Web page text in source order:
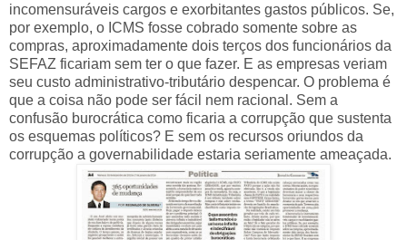
incomensuráveis cargos e exorbitantes gastos públicos. Se,
por exemplo, o ICMS fosse cobrado somente sobre as
compras, aproximadamente dois terços dos funcionários da
SEFAZ ficariam sem ter o que fazer. E as empresas veriam
seu custo administrativo-tributário despencar. O problema é
que a coisa não pode ser fácil nem racional. Sem a
confusão burocrática como ficaria a corrupção que sustenta
os esquemas políticos? E sem os recursos oriundos da
corrupção a governabilidade estaria seriamente ameaçada.